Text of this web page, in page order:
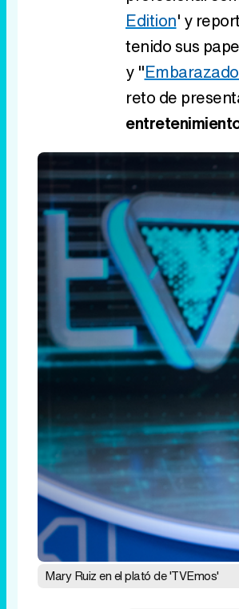
Edition' y
tenido sus
y "
reto de
Mary Ruiz en el plató de 'TVEmos'